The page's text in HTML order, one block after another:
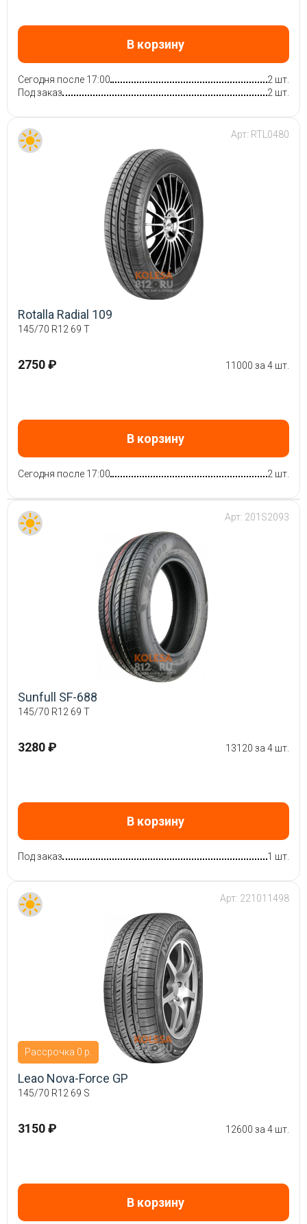
В корзину
Сегодня после 17:00
2 шт.
Под заказ
2 шт.
Арт: RTL0480
Rotalla Radial 109
145/70 R12 69 T
2750 ₽ 11000 за 4 шт.
В корзину
Сегодня после 17:00 2 шт.
Арт: 201S2093
Sunfull SF-688
145/70 R12 69 T
3280 ₽ 13120 за 4 шт.
В корзину
Под заказ 1 шт.
Рассрочка 0 р.
Арт: 221011498
Leao Nova-Force GP
145/70 R12 69 S
3150 ₽ 12600 за 4 шт.
В корзину